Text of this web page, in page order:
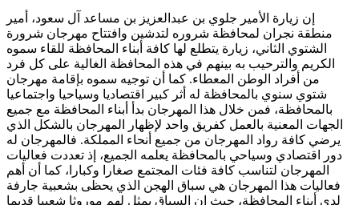
إن زيارة الأمير جلوي بن عبدالعزيز بن مساعد آل سعود، أمير
منطقة نجران لمحافظة شروره لتدشين وافتتاح مهرجان شرورة
الشتوي الثاني، زيارة يتطلع لها كافة أبناء المحافظة للقاء سموه
الكريم والترحيب به بينهم في هذه المحافظة الغالية على كل فرد
من أفراد الوطن المعطاء. كما أن توجيه سموه بإقامة مهرجان
شتوي سنوي بالمحافظة له أثر كبير اقتصاديا وسياحيا واجتماعيا
بالمحافظة، فمن خلال هذا المهرجان بدأ أبناء المحافظة مع جميع
الجهات المعنية بالعمل كفريق واحد لإظهار المهرجان بالشكل الذي
يرضي كافة رواد المهرجان من جميع أنحاء المملكة. فالمهرجان له
دور اقتصادي وسياحي بالمحافظة يعلمه الجميع، إذ تعددت فعاليات
المهرجان لتناسب كافة فئات المجتمع صغارا وكبارا، كما أن أهم
فعاليات هذا المهرجان هي سباق الهجن الذي يحظى بشعبية جارفة
لدى أبناء المحافظة، حيث إن السباق يمثل لهم موروثا شعبيا قديما